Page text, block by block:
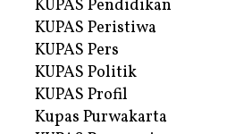
KUPAS Pendidikan
KUPAS Peristiwa
KUPAS Pers
KUPAS Politik
KUPAS Profil
Kupas Purwakarta